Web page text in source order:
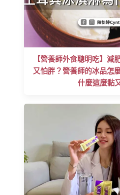
【營養師外食聰明吃】減
又怕胖？營養師的冰品怎
什麼這麼黏